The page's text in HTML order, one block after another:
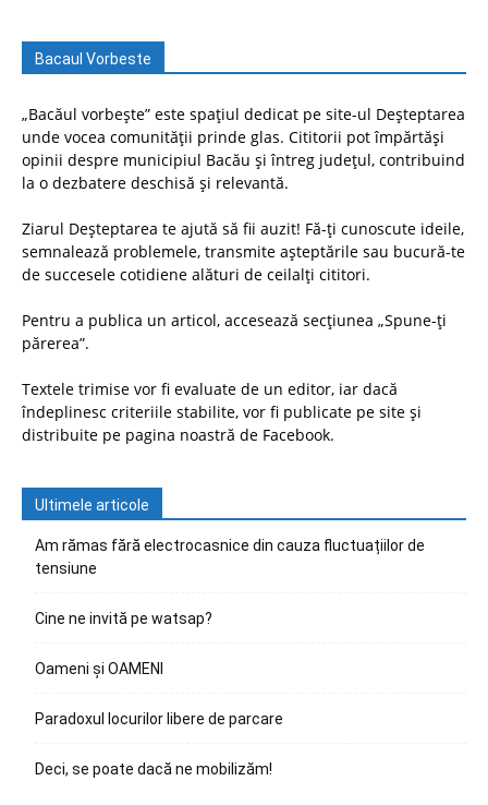
Bacaul Vorbeste
„Bacăul vorbește” este spațiul dedicat pe site-ul Deșteptarea
unde vocea comunității prinde glas. Cititorii pot împărtăși
opinii despre municipiul Bacău și întreg județul, contribuind
la o dezbatere deschisă și relevantă.
Ziarul Deșteptarea te ajută să fii auzit! Fă-ți cunoscute ideile,
semnalează problemele, transmite așteptările sau bucură-te
de succesele cotidiene alături de ceilalți cititori.
Pentru a publica un articol, accesează secțiunea „Spune-ți
părerea”.
Textele trimise vor fi evaluate de un editor, iar dacă
îndeplinesc criteriile stabilite, vor fi publicate pe site și
distribuite pe pagina noastră de Facebook.
Ultimele articole
Am rămas fără electrocasnice din cauza fluctuațiilor de
tensiune
Cine ne invită pe watsap?
Oameni și OAMENI
Paradoxul locurilor libere de parcare
Deci, se poate dacă ne mobilizăm!